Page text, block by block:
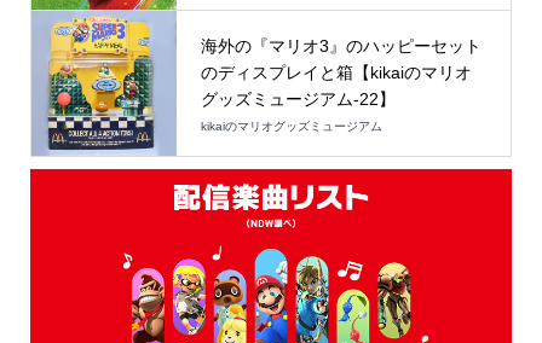
海外の『マリオ3』のハッピーセット
のディスプレイと箱【kikaiのマリオ
グッズミュージアム-22】
kikaiのマリオグッズミュージアム